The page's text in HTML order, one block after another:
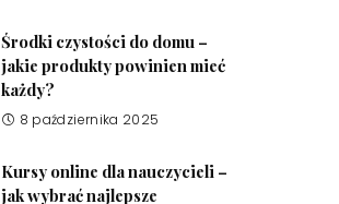
Środki czystości do domu –
jakie produkty powinien mieć
każdy?
8 października 2025
Kursy online dla nauczycieli –
jak wybrać najlepsze